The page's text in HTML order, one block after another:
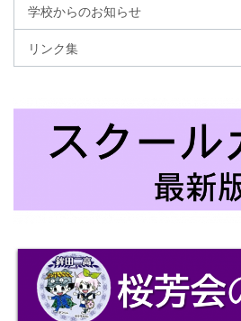
学校からのお知らせ
リンク集